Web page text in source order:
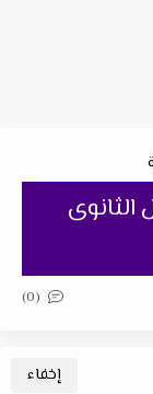
الثانوى
(0)